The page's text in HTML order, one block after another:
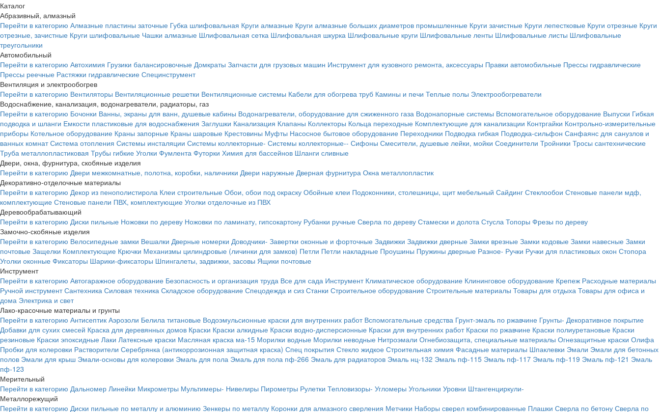
Каталог
Абразивный, алмазный
Перейти в категорию Алмазные пластины заточные Губка шлифовальная Круги алмазные Круги алмазные больших диаметров промышленные Круги зачистные Круги лепестковые Круги отрезные Круги
отрезные, зачистные Круги шлифовальные Чашки алмазные Шлифовальная сетка Шлифовальная шкурка Шлифовальные круги Шлифовальные ленты Шлифовальные листы Шлифовальные
треугольники
Автомобильный
Перейти в категорию Автохимия Грузики балансировочные Домкраты Запчасти для грузовых машин Инструмент для кузовного ремонта, аксессуары Правки автомобильные Прессы гидравлические
Прессы реечные Растяжки гидравлические Специнструмент
Вентиляция и электрообогрев
Перейти в категорию Вентиляторы Вентиляционные решетки Вентиляционные системы Кабели для обогрева труб Камины и печи Теплые полы Электрообогреватели
Водоснабжение, канализация, водонагреватели, радиаторы, газ
Перейти в категорию Бочонки Ванны, экраны для ванн, душевые кабины Водонагреватели, оборудование для сжиженного газа Водонапорные системы Вспомогательное оборудование Выпуски Гибкая
подводка и шланги Емкости пластиковые для водоснабжения Заглушки Канализация Клапаны Коллекторы Кольца переходные Комплектующие для канализации Контргайки Контрольно-измерительные
приборы Котельное оборудование Краны запорные Краны шаровые Крестовины Муфты Насосное бытовое оборудование Переходники Подводка гибкая Подводка-сильфон Санфаянс для санузлов и
ванных комнат Система отопления Системы инсталяции Системы коллекторные- Системы коллекторные-- Сифоны Смесители, душевые лейки, мойки Соединители Тройники Тросы сантехнические
Труба металлопластиковая Трубы гибкие Уголки Фумлента Футорки Химия для бассейнов Шланги сливные
Двери, окна, фурнитура, скобяные изделия
Перейти в категорию Двери межкомнатные, полотна, коробки, наличники Двери наружные Дверная фурнитура Окна металлопластик
Декоративно-отделочные материалы
Перейти в категорию Декор из пенополистирола Клеи строительные Обои, обои под окраску Обойные клеи Подоконники, столешницы, щит мебельный Сайдинг Стеклообои Стеновые панели мдф,
комплектующие Стеновые панели ПВХ, комплектующие Уголки отделочные из ПВХ
Деревообрабатывающий
Перейти в категорию Диски пильные Ножовки по дереву Ножовки по ламинату, гипсокартону Рубанки ручные Сверла по дереву Стамески и долота Стусла Топоры Фрезы по дереву
Замочно-скобяные изделия
Перейти в категорию Велосипедные замки Вешалки Дверные номерки Доводчики- Завертки оконные и форточные Задвижки Задвижки дверные Замки врезные Замки кодовые Замки навесные Замки
почтовые Защелки Комплектующие Крючки Механизмы цилиндровые (личинки для замков) Петли Петли накладные Проушины Пружины дверные Разное- Ручки Ручки для пластиковых окон Стопора
Уголки оконные Фиксаторы Шарики-фиксаторы Шпингалеты, задвижки, засовы Ящики почтовые
Инструмент
Перейти в категорию Автогаражное оборудование Безопасность и организация труда Все для сада Инструмент Климатическое оборудование Клининговое оборудование Крепеж Расходные материалы
Ручной инструмент Сантехника Силовая техника Складское оборудование Спецодежда и сиз Станки Строительное оборудование Строительные материалы Товары для отдыха Товары для офиса и
дома Электрика и свет
Лако-красочные материалы и грунты
Перейти в категорию Антисептик Аэрозоли Белила титановые Водоэмульсионные краски для внутренних работ Вспомогательные средства Грунт-эмаль по ржавчине Грунты- Декоративное покрытие
Добавки для сухих смесей Краска для деревянных домов Краски Краски алкидные Краски водно-дисперсионные Краски для внутренних работ Краски по ржавчине Краски полиуретановые Краски
резиновые Краски эпоксидные Лаки Латексные краски Масляная краска ма-15 Морилки водные Морилки неводные Нитроэмали Огнебиозащита, специальные материалы Огнезащитные краски Олифа
Пробки для колеровки Растворители Серебрянка (антикоррозионная защитная краска) Спец покрытия Стекло жидкое Строительная химия Фасадные материалы Шпаклевки Эмали Эмали для бетонных
полов Эмали для крыш Эмали-основы для колеровки Эмаль для пола Эмаль для пола пф-266 Эмаль для радиаторов Эмаль нц-132 Эмаль пф-115 Эмаль пф-117 Эмаль пф-119 Эмаль пф-121 Эмаль
пф-123
Мерительный
Перейти в категорию Дальномер Линейки Микрометры Мультимеры- Нивелиры Пирометры Рулетки Тепловизоры- Угломеры Угольники Уровни Штангенциркули-
Металлорежущий
Перейти в категорию Диски пильные по металлу и алюминию Зенкеры по металлу Коронки для алмазного сверления Метчики Наборы сверел комбинированные Плашки Сверла по бетону Сверла по